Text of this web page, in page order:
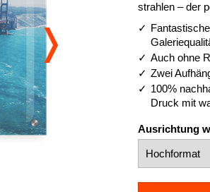
strahlen – der
Auch ohne
Zwei
100%
Druck mit
Ausrichtung